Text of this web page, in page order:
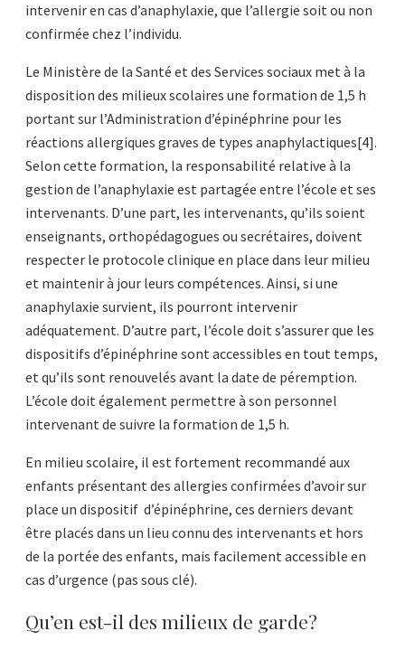
intervenir en cas d’anaphylaxie, que l’allergie soit ou non
confirmée chez l’individu.
Le Ministère de la Santé et des Services sociaux met à la
disposition des milieux scolaires une formation de 1,5 h
portant sur l’Administration d’épinéphrine pour les
réactions allergiques graves de types anaphylactiques[4].
Selon cette formation, la responsabilité relative à la
gestion de l’anaphylaxie est partagée entre l’école et ses
intervenants. D’une part, les intervenants, qu’ils soient
enseignants, orthopédagogues ou secrétaires, doivent
respecter le protocole clinique en place dans leur milieu
et maintenir à jour leurs compétences. Ainsi, si une
anaphylaxie survient, ils pourront intervenir
adéquatement. D’autre part, l’école doit s’assurer que les
dispositifs d’épinéphrine sont accessibles en tout temps,
et qu’ils sont renouvelés avant la date de péremption.
L’école doit également permettre à son personnel
intervenant de suivre la formation de 1,5 h.
En milieu scolaire, il est fortement recommandé aux
enfants présentant des allergies confirmées d’avoir sur
place un dispositif d’épinéphrine, ces derniers devant
être placés dans un lieu connu des intervenants et hors
de la portée des enfants, mais facilement accessible en
cas d’urgence (pas sous clé).
Qu’en est-il des milieux de garde?